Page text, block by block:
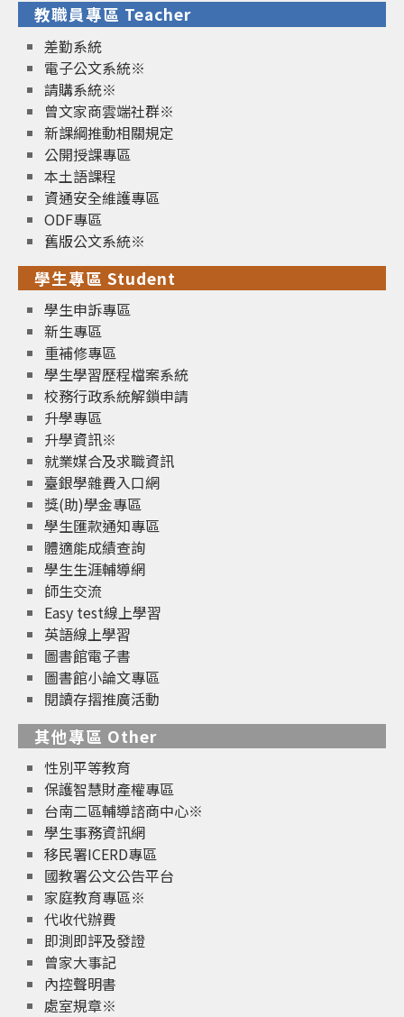
教職員專區 Teacher
差勤系統
電子公文系統※
請購系統※
曾文家商雲端社群※
新課綱推動相關規定
公開授課專區
本土語課程
資通安全維護專區
ODF專區
舊版公文系統※
學生專區 Student
學生申訴專區
新生專區
重補修專區
學生學習歷程檔案系統
校務行政系統解鎖申請
升學專區
升學資訊※
就業媒合及求職資訊
臺銀學雜費入口網
獎(助)學金專區
學生匯款通知專區
體適能成績查詢
學生生涯輔導網
師生交流
Easy test線上學習
英語線上學習
圖書館電子書
圖書館小論文專區
閱讀存摺推廣活動
其他專區 Other
性別平等教育
保護智慧財產權專區
台南二區輔導諮商中心※
學生事務資訊網
移民署ICERD專區
國教署公文公告平台
家庭教育專區※
代收代辦費
即測即評及發證
曾家大事記
內控聲明書
處室規章※